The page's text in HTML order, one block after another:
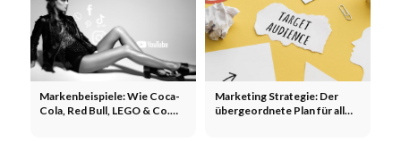
Markenbeispiele: Wie Coca-
Cola, Red Bull, LEGO & Co.
Marketing Strategie: Der
übergeordnete Plan für all